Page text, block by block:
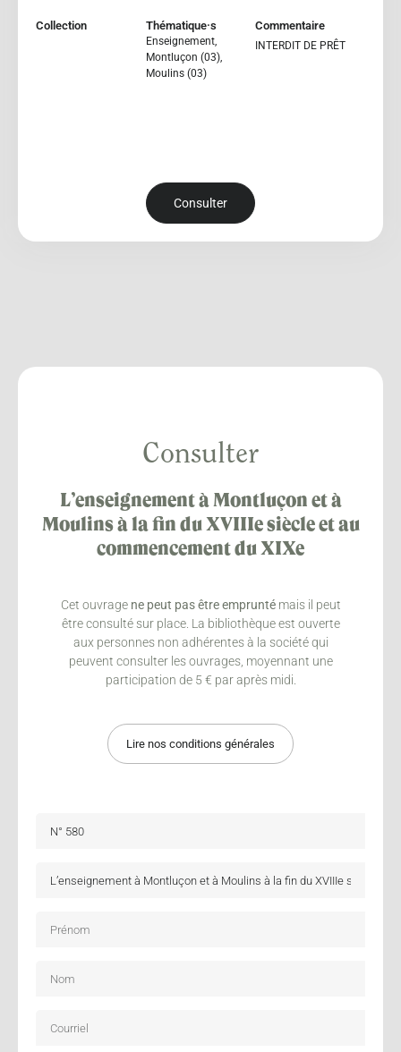
Collection Thématique·s
Enseignement,
Montluçon (03),
Moulins (03)
Commentaire
INTERDIT DE PRÊT
Consulter
Consulter
L’enseignement à Montluçon et à
Moulins à la fin du XVIIIe siècle et au
commencement du XIXe
Cet ouvrage ne peut pas être empruntémais il peut
être consulté sur place. La bibliothèque est ouverte
aux personnes non adhérentes à la société qui
peuvent consulter les ouvrages, moyennant une
participation de 5 € par après midi.
Lire nos conditions générales